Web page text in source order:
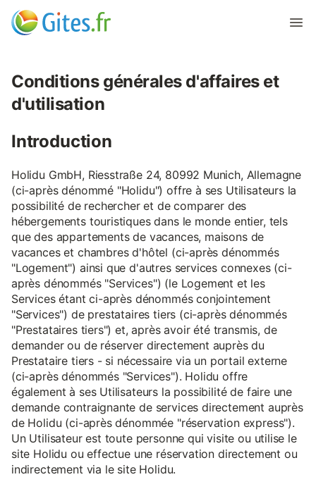
Conditions générales d'affaires et
d'utilisation
Introduction
Holidu GmbH, Riesstraße 24, 80992 Munich, Allemagne
(ci-après dénommé "Holidu") offre à ses Utilisateurs la
possibilité de rechercher et de comparer des
hébergements touristiques dans le monde entier, tels
que des appartements de vacances, maisons de
vacances et chambres d'hôtel (ci-après dénommés
"Logement") ainsi que d'autres services connexes (ci-
après dénommés "Services") (le Logement et les
Services étant ci-après dénommés conjointement
"Services") de prestataires tiers (ci-après dénommés
"Prestataires tiers") et, après avoir été transmis, de
demander ou de réserver directement auprès du
Prestataire tiers - si nécessaire via un portail externe
(ci-après dénommés "Services"). Holidu offre
également à ses Utilisateurs la possibilité de faire une
demande contraignante de services directement auprès
de Holidu (ci-après dénommée "réservation express").
Un Utilisateur est toute personne qui visite ou utilise le
site Holidu ou effectue une réservation directement ou
indirectement via le site Holidu.